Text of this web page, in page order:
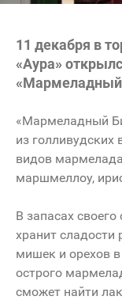
11 декабря в
«Аура»
«Мармеладный
«Мармеладный
из голливудских
видов
маршмеллоу,
В запасах
хранит сладости
мишек и орехов
острого
сможет найти